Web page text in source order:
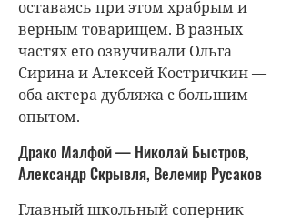
оставаясь при этом храбрым и
верным товарищем. В разных
частях его озвучивали Ольга
Сирина и Алексей Костричкин —
оба актера дубляжа с большим
опытом.
Драко Малфой — Николай Быстров,
Александр Скрывля, Велемир Русаков
Главный школьный соперник